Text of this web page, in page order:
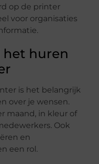
op de printer
voor organisaties
het huren
is het belangrijk
over je wensen.
maand, in kleur of
Ook
en
een rol.